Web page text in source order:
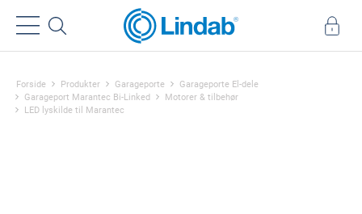
Forside Produkter Garageporte
Garageporte El-dele
Garageport Marantec Bi-Linked
Motorer & tilbehør
LED lyskilde til Marantec